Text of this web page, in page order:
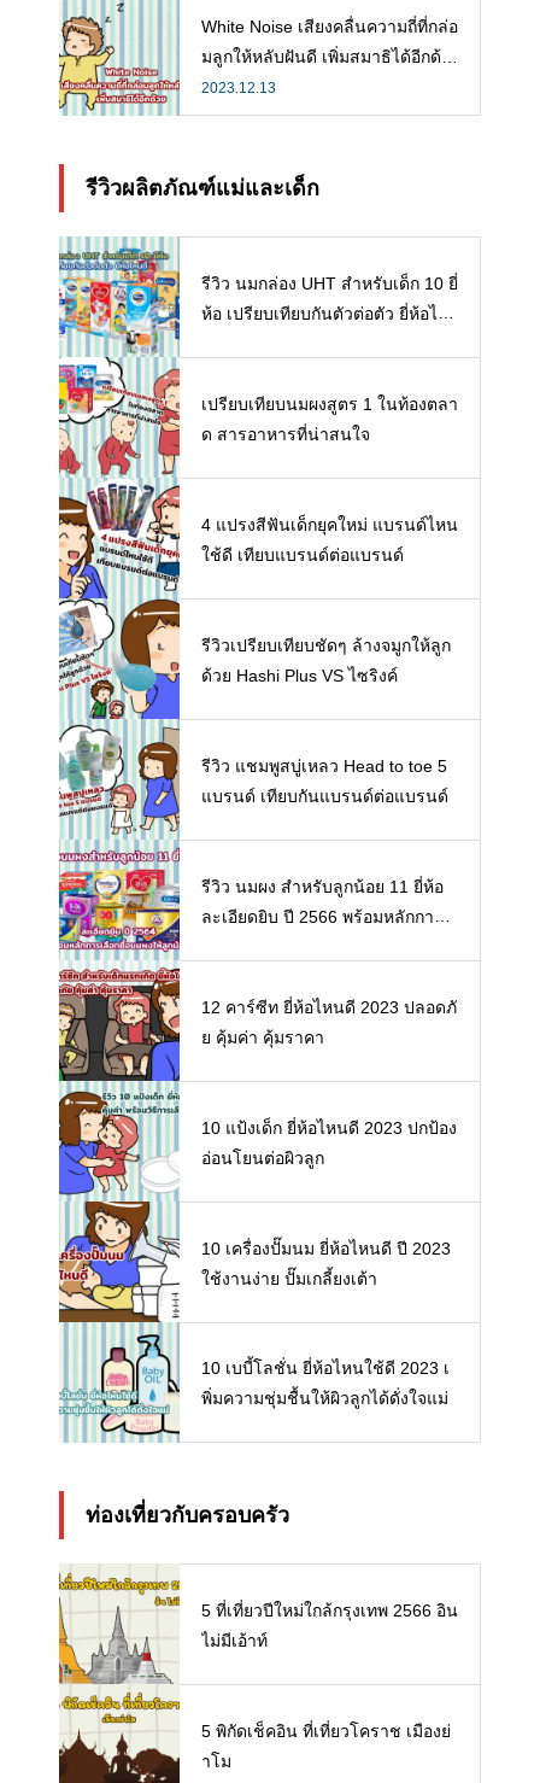
White Noise เสียงคลื่นความถี่ที่กล่อ
มลูกให้หลับฝันดี เพิ่มสมาธิได้อีกด้ว
ย
2023.12.13
รีวิวผลิตภัณฑ์แม่และเด็ก
รีวิว นมกล่อง UHT สำหรับเด็ก 10 ยี่
ห้อ เปรียบเทียบกันตัวต่อตัว ยี่ห้อไห
เปรียบเทียบนมผงสูตร 1 ในท้องตลา
ด สารอาหารที่น่าสนใจ
4 แปรงสีฟันเด็กยุคใหม่ แบรนด์ไหน
ใช้ดี เทียบแบรนด์ต่อแบรนด์
รีวิวเปรียบเทียบชัดๆ ล้างจมูกให้ลูก
ด้วย Hashi Plus VS ไซริงค์
รีวิว แชมพูสบู่เหลว Head to toe 5
แบรนด์ เทียบกันแบรนด์ต่อแบรนด์
รีวิว นมผง สำหรับลูกน้อย 11 ยี่ห้อ
ละเอียดยิบ ปี 2566 พร้อมหลักการเ
12 คาร์ซีท ยี่ห้อไหนดี 2023 ปลอดภั
ย คุ้มค่า คุ้มราคา
10 แป้งเด็ก ยี่ห้อไหนดี 2023 ปกป้อง
อ่อนโยนต่อผิวลูก
10 เครื่องปั๊มนม ยี่ห้อไหนดี ปี 2023
ใช้งานง่าย ปั๊มเกลี้ยงเต้า
10 เบบี้โลชั่น ยี่ห้อไหนใช้ดี 2023 เ
พิ่มความชุ่มชื้นให้ผิวลูกได้ดั่งใจแม่
ท่องเที่ยวกับครอบครัว
5 ที่เที่ยวปีใหม่ใกล้กรุงเทพ 2566 อิน
ไม่มีเอ้าท์
5 พิกัดเช็คอิน ที่เที่ยวโคราช เมืองย่
าโม